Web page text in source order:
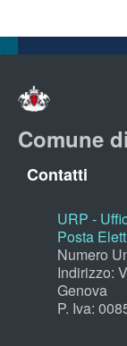
Comune
Contatti
URP -
Posta
Numero
Indirizzo:
Genova
P. Iva: